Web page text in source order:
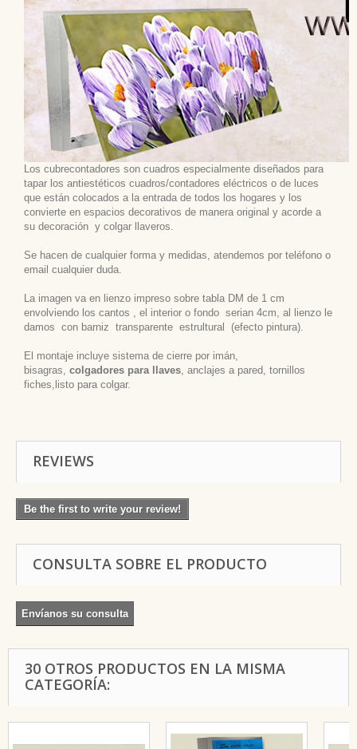
Los cubrecontadores son cuadros especialmente diseñados para
tapar los antiestéticos cuadros/contadores eléctricos o de luces
que están colocados a la entrada de todos los hogares y los
convierte en espacios decorativos de manera original y acorde a
su decoración y colgar llaveros.
Se hacen de cualquier forma y medidas, atendemos por teléfono o
email cualquier duda.
La imagen va en lienzo impreso sobre tabla DM de 1 cm
envolviendo los cantos , el interior o fondo serian 4cm, al lienzo le
damos con barniz transparente estrultural (efecto pintura).
El montaje incluye sistema de cierre por imán,
bisagras, colgadores para llaves , anclajes a pared, tornillos
fiches,listo para colgar.
REVIEWS
Be the first to write your review!
CONSULTA SOBRE EL PRODUCTO
Envíanos su consulta
30 OTROS PRODUCTOS EN LA MISMA
CATEGORÍA: